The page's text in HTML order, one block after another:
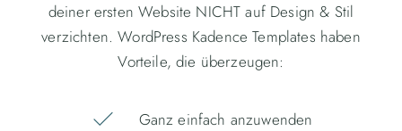
deiner ersten Website NICHT auf Design & Stil
verzichten. WordPress Kadence Templates haben
Vorteile, die überzeugen:
Ganz einfach anzuwenden